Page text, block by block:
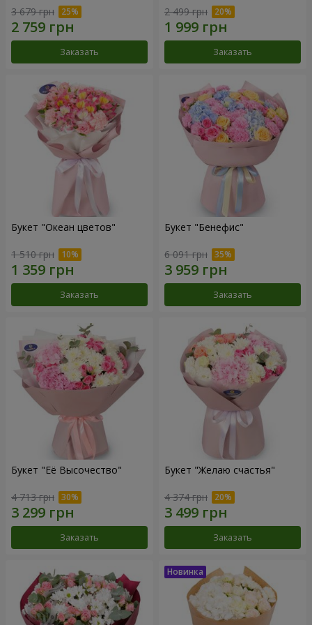
3 679 грн
Заказать
2 499 грн
Заказать
Букет "Океан цветов"
1 510 грн
Заказать
Букет "Бенефис"
6 091 грн
Заказать
Букет "Её Высочество"
4 713 грн
Заказать
Букет "Желаю счастья"
4 374 грн
Заказать